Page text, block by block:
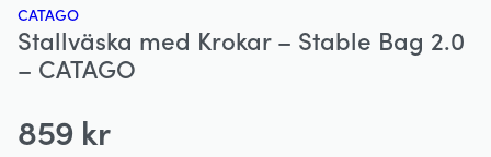
CATAGO
Stallväska med Krokar – Stable Bag 2.0
– CATAGO
859 kr